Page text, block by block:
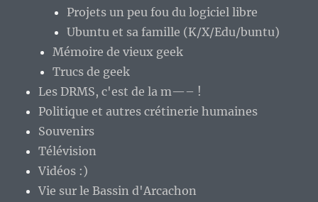
Projets un peu fou du logiciel libre
Ubuntu et sa famille (K/X/Edu/buntu)
Mémoire de vieux geek
Trucs de geek
Les DRMS, c'est de la m—– !
Politique et autres crétinerie humaines
Souvenirs
Télévision
Vidéos :)
Vie sur le Bassin d'Arcachon